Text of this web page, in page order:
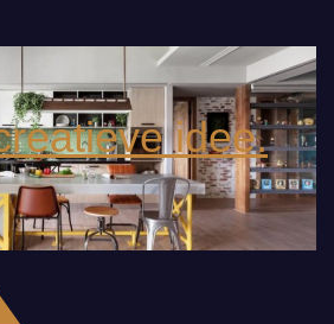
idee.